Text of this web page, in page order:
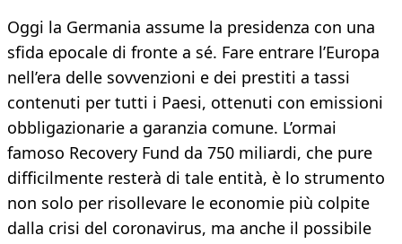
Oggi la Germania assume la presidenza con una
sfida epocale di fronte a sé. Fare entrare l’Europa
nell’era delle sovvenzioni e dei prestiti a tassi
contenuti per tutti i Paesi, ottenuti con emissioni
obbligazionarie a garanzia comune. L’ormai
famoso Recovery Fund da 750 miliardi, che pure
difficilmente resterà di tale entità, è lo strumento
non solo per risollevare le economie più colpite
dalla crisi del coronavirus, ma anche il possibile